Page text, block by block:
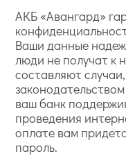
АКБ «Авангард»
Ваши данные
люди не получат к
составляют
ваш банк
проведения
оплате вам
пароль.